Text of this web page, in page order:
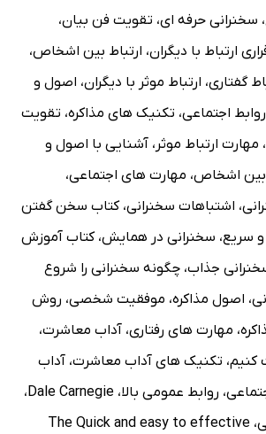
، سخنرانی حرفه ای، تقویت فن بیان،
ارتباط با دیگران، ارتباط بین اشخاص،
گفتاری، ارتباط موثر با دیگران، اصول و
اجتماعی، تکنیک های مذاکره، تقویت
، مهارت ارتباط موثر ، آشنایی با اصول و
بین اشخاص، مهارت های اجتماعی،
، اشتباهات سخنرانی،کتاب سخن گفتن
سریع، سخنرانی در همایش،کتاب آموزش
جذاب، چگونه سخنرانی را شروع
، اصول مذاکره، موفقیت شخصی، روش
، مهارت های رفتاری، آداب معاشرت،
کنیم، تکنیک های آداب معاشرت، آداب
، روابط عمومی بالا، Dale Carnegie،
، The Quick and easy to effective